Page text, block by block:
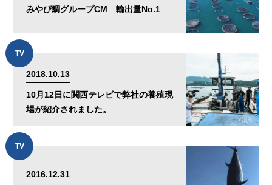
みやび鯛グループCM 輸出量No.1
TV
2018.10.13
10月12日に関西テレビで弊社の養殖現
場が紹介されました。
TV
2016.12.31